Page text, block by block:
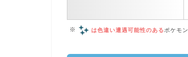
※ は色違い遭遇可能性のある ポケモン